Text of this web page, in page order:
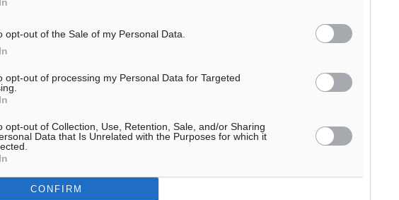
opt-out of the Sale of my Personal Data.
opt-out of processing my Personal Data for Targeted
opt-out of Collection, Use, Retention, Sale, and/or Sharing
Data that Is Unrelated with the Purposes for which it
CONFIRM
Η Δημοκρατική δεν υιοθετεί
όποια σχόλια θεωρούμε
Χρήστες που δεν τηρούν
Για την μερική αναπαραγωγή της
είναι απαραίτητη η χρήση του
άρθρο της Δημοκρατικής.